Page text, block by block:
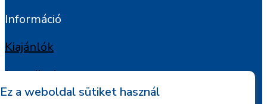
Információ
Kiajánlók
Jognyilatkozat
Ez a weboldal sütiket használ